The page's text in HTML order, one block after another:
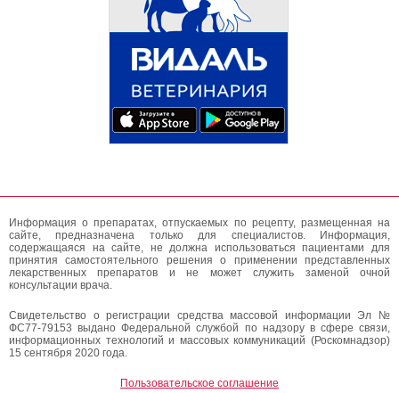
Информация о препаратах, отпускаемых по рецепту, размещенная на
сайте, предназначена только для специалистов. Информация,
содержащаяся на сайте, не должна использоваться пациентами для
принятия самостоятельного решения о применении представленных
лекарственных препаратов и не может служить заменой очной
консультации врача.
Свидетельство о регистрации средства массовой информации Эл №
ФС77-79153 выдано Федеральной службой по надзору в сфере связи,
информационных технологий и массовых коммуникаций (Роскомнадзор)
15 сентября 2020 года.
Пользовательское соглашение